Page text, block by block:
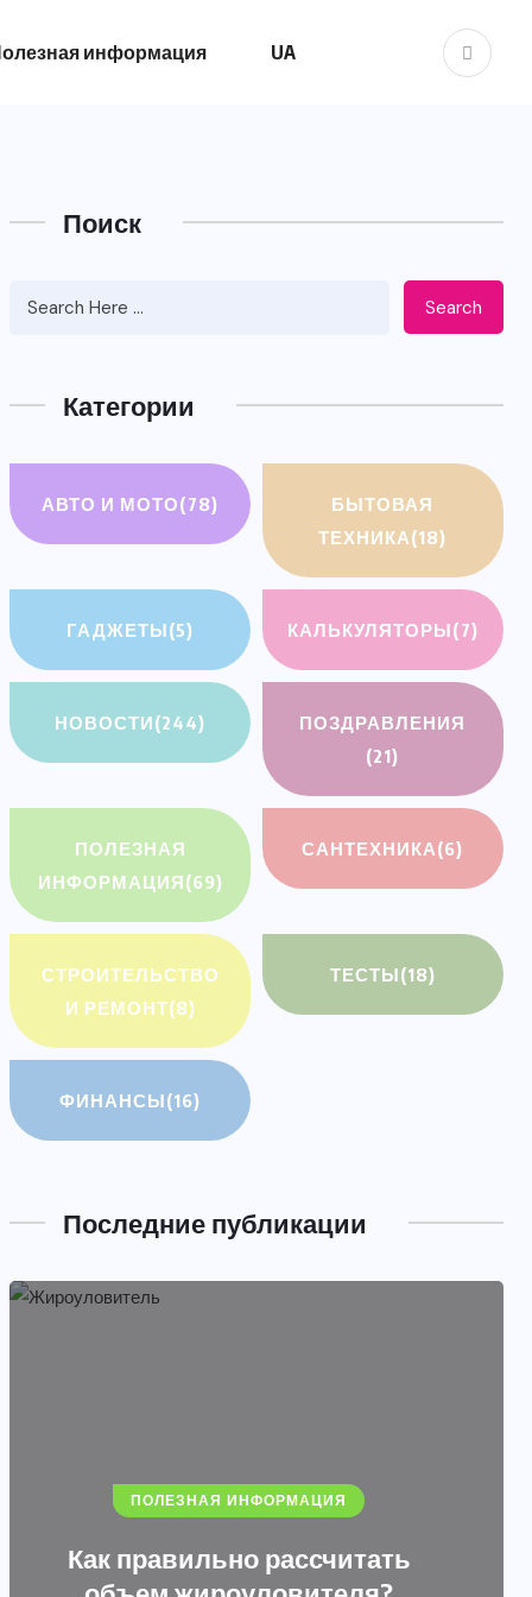
информация UA
Поиск
Search
Категории
АВТО И МОТО(78)
БЫТОВАЯ
ТЕХНИКА(18)
ГАДЖЕТЫ(5) КАЛЬКУЛЯТОРЫ(7)
НОВОСТИ(244)
ПОЗДРАВЛЕНИЯ
(21)
ПОЛЕЗНАЯ
ИНФОРМАЦИЯ(69)
САНТЕХНИКА(6)
СТРОИТЕЛЬСТВО
И РЕМОНТ(8)
ТЕСТЫ(18)
ФИНАНСЫ(16)
Последние публикации
ПОЛЕЗНАЯ ИНФОРМАЦИЯ
Как правильно рассчитать
АВТО И МОТО
Масла, покрышки и
расходники в Бусцентр: всё
09.07.2026